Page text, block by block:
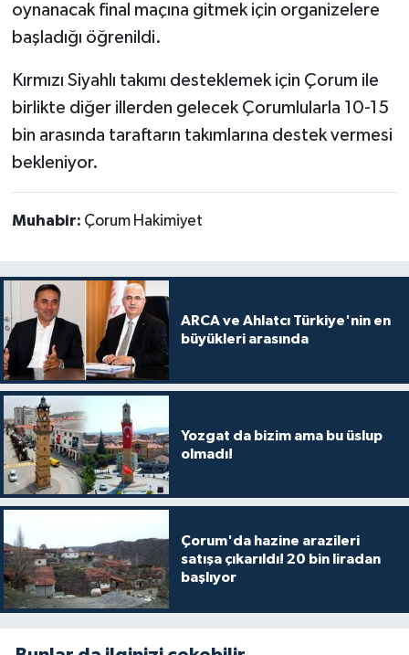
oynanacak final maçına gitmek için organizelere
başladığı öğrenildi.
Kırmızı Siyahlı takımı desteklemek için Çorum ile
birlikte diğer illerden gelecek Çorumlularla 10-15
bin arasında taraftarın takımlarına destek vermesi
bekleniyor.
Muhabir: Çorum Hakimiyet
ARCA ve Ahlatcı Türkiye'nin en
büyükleri arasında
Yozgat da bizim ama bu üslup
olmadı!
Çorum'da hazine arazileri
satışa çıkarıldı! 20 bin liradan
başlıyor